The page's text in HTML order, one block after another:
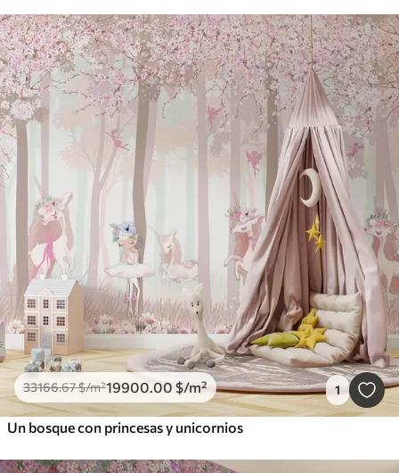
33166.67$/m²19900.00 $/m² 1
Un bosque con princesas y unicornios